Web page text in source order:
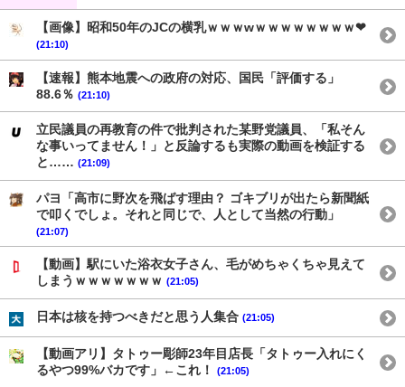
【画像】昭和50年のJCの横乳ｗｗｗwｗｗｗｗｗｗｗｗ❤
(21:10)
【速報】熊本地震への政府の対応、国民「評価する」
88.6％ (21:10)
立民議員の再教育の件で批判された某野党議員、「私そん
な事いってません！」と反論するも実際の動画を検証する
と…… (21:09)
パヨ「高市に野次を飛ばす理由？ ゴキブリが出たら新聞紙
で叩くでしょ。それと同じで、人として当然の行動」
(21:07)
【動画】駅にいた浴衣女子さん、毛がめちゃくちゃ見えて
しまうｗｗｗｗｗｗｗ (21:05)
日本は核を持つべきだと思う人集合 (21:05)
【動画アリ】タトゥー彫師23年目店長「タトゥー入れにく
るやつ99%バカです」←これ！
(21:05)